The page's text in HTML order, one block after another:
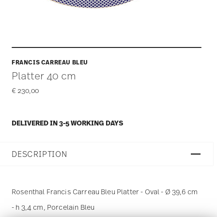
FRANCIS CARREAU BLEU
Platter 40 cm
€ 230,00
DELIVERED IN 3-5 WORKING DAYS
DESCRIPTION
Rosenthal Francis Carreau Bleu Platter - Oval - Ø 39,6 cm
- h 3,4 cm, Porcelain Bleu